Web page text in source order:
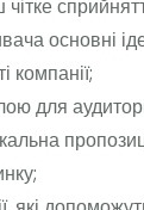
основні
компанії;
для